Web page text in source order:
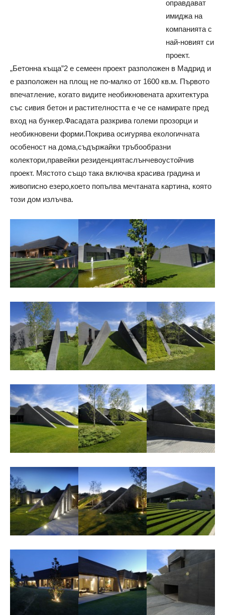
оправдават
имиджа на
компанията с
най-новият си
проект.
„Бетонна къща”2 е семеен проект разположен в Мадрид и
е разположен на площ не по-малко от 1600 кв.м. Първото
впечатление, когато видите необикновената архитектура
със сивия бетон и растителността е че се намирате пред
вход на бункер.Фасадата разкрива големи прозорци и
необикновени форми.Покрива осигурява екологичната
особеност на дома,съдържайки тръбообразни
колектори,правейки резиденциятаслънчевоустойчив
проект. Мястото също така включва красива градина и
живописно езеро,което попълва мечтаната картина, която
този дом излъчва.